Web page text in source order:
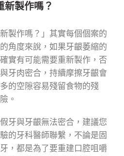
新製作嗎？
製作嗎？」其實每個個案的
角度來說，如果牙齦萎縮的
實有可能需要重新製作，否
牙肉密合，持續摩擦牙齦會
的空隙容易殘留食物的殘
。
牙與牙齦無法密合，建議您
的牙科醫師聯繫，不論是固
，都是為了要重建口腔咀嚼